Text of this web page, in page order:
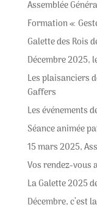
Assemblée
Formation «
Galette des Rois
Décembre 2025,
Les plaisanciers
Gaffers
Les événements
Séance animée
15 mars 2025,
Vos rendez-vous
La Galette 2025
Décembre, c’est